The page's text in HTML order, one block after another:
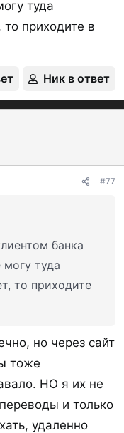
банках
открывается,
открыть.
туда
приходите в
Ник в ответ
#77
банка
туда
то приходите
но через сайт
тоже
НО я их не
и только
удаленно